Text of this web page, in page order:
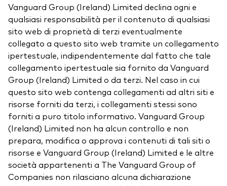
Vanguard Group (Ireland) Limited declina ogni e
qualsiasi responsabilità per il contenuto di qualsiasi
sito web di proprietà di terzi eventualmente
collegato a questo sito web tramite un collegamento
ipertestuale, indipendentemente dal fatto che tale
collegamento ipertestuale sia fornito da Vanguard
Group (Ireland) Limited o da terzi. Nel caso in cui
questo sito web contenga collegamenti ad altri siti e
risorse forniti da terzi, i collegamenti stessi sono
forniti a puro titolo informativo. Vanguard Group
(Ireland) Limited non ha alcun controllo e non
prepara, modifica o approva i contenuti di tali siti o
risorse e Vanguard Group (Ireland) Limited e le altre
società appartenenti a The Vanguard Group of
Companies non rilasciano alcuna dichiarazione